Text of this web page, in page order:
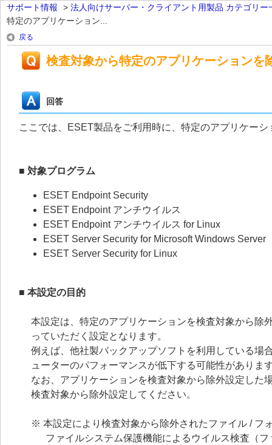
サポート情報 > 法人向けサーバー・クライアント用製品 カテゴリー
特定のアプリケーション...
戻る
検査対象から特定のアプリケーションを
回答
ここでは、ESET製品をご利用時に、特定のアプリケー
■ 対象プログラム
ESET Endpoint Security
ESET Endpoint アンチウイルス
ESET Endpoint アンチウイルス for Linux
ESET Server Security for Microsoft Windows Server
ESET Server Security for Linux
■ 本設定の目的
本設定は、特定のアプリケーションを検査対象から除
っていただく設定となります。
例えば、他社製バックアップソフトを利用している場
ューターのパフォーマンスが低下する可能性がありま
なお、アプリケーションを検査対象から除外設定した
検査対象から除外設定してください。
※ 本設定により検査対象から除外されたファイル / フ
ファイルシステム保護機能によるウイルス検査（